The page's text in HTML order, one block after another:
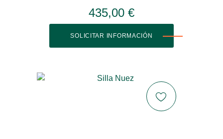
435,00 €
SOLICITAR INFORMACIÓN